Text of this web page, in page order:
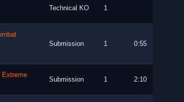
Technical KO 1
Submission 1 0:55
Extreme
Submission 1 2:10